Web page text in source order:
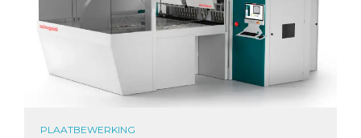
PLAATBEWERKING